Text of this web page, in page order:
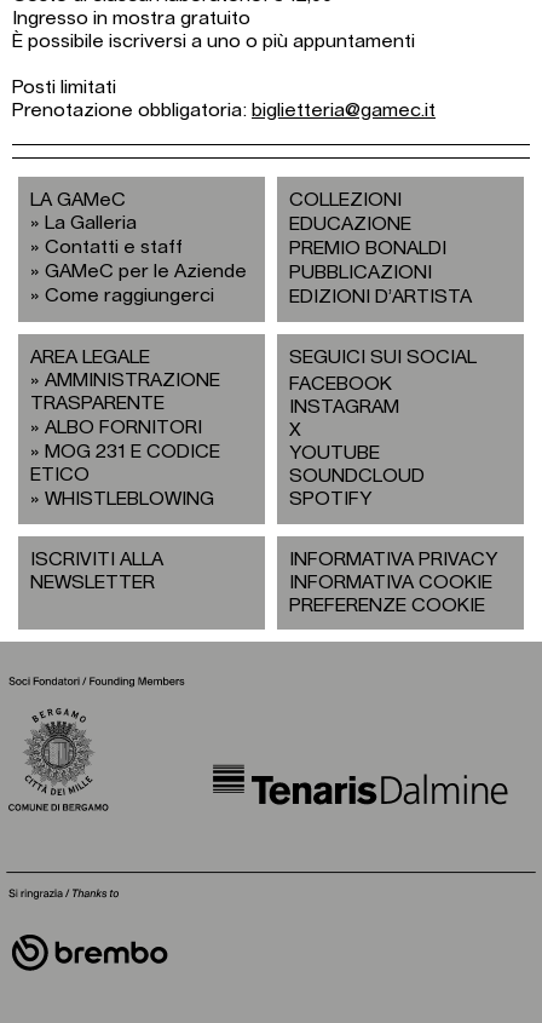
Ingresso in mostra gratuito
È possibile iscriversi a uno o più appuntamenti
Posti limitati
Prenotazione obbligatoria: biglietteria@gamec.it
LA GAMeC
La Galleria
Contatti e staff
GAMeC per le Aziende
Come raggiungerci
COLLEZIONI
EDUCAZIONE
PREMIO BONALDI
PUBBLICAZIONI
EDIZIONI D’ARTISTA
AREA LEGALE
AMMINISTRAZIONE
TRASPARENTE
ALBO FORNITORI
MOG 231 E CODICE
ETICO
WHISTLEBLOWING
SEGUICI SUI SOCIAL
FACEBOOK
INSTAGRAM
X
YOUTUBE
SOUNDCLOUD
SPOTIFY
ISCRIVITI ALLA
NEWSLETTER
INFORMATIVA PRIVACY
INFORMATIVA COOKIE
PREFERENZE COOKIE